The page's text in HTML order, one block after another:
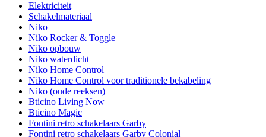
Elektriciteit
Schakelmateriaal
Niko
Niko Rocker & Toggle
Niko opbouw
Niko waterdicht
Niko Home Control
Niko Home Control voor traditionele bekabeling
Niko (oude reeksen)
Bticino Living Now
Bticino Magic
Fontini retro schakelaars Garby
Fontini retro schakelaars Garby Colonial